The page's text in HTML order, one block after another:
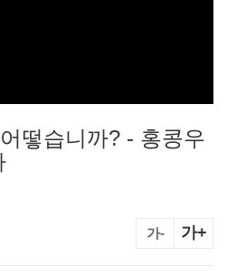
떻습니까? - 홍콩우
가- 가+